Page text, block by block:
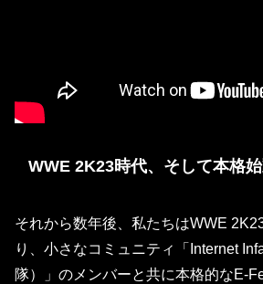
WWE 2K23時代、そして本格
それから数年後、私たちはWWE
り、小さなコミュニティ「Internet
隊）」のメンバーと共に本格的なE-